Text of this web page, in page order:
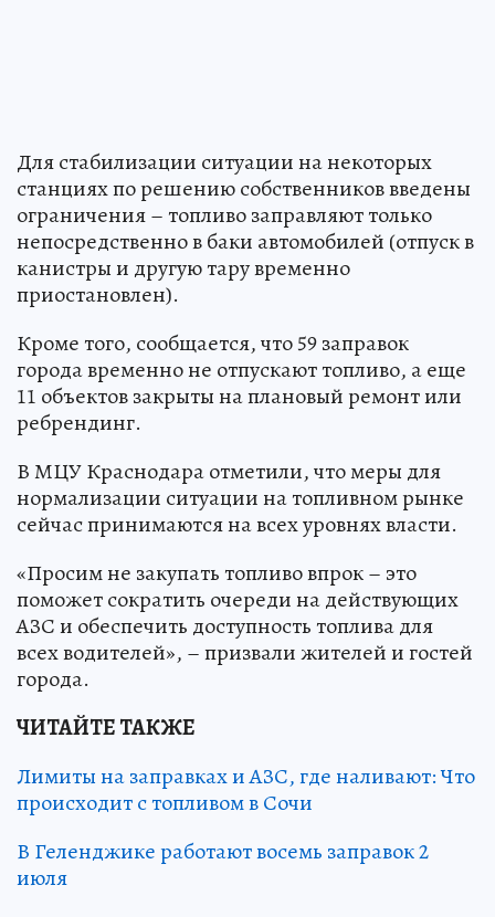
Для стабилизации ситуации на некоторых
станциях по решению собственников введены
ограничения – топливо заправляют только
непосредственно в баки автомобилей (отпуск в
канистры и другую тару временно
приостановлен).
Кроме того, сообщается, что 59 заправок
города временно не отпускают топливо, а еще
11 объектов закрыты на плановый ремонт или
ребрендинг.
В МЦУ Краснодара отметили, что меры для
нормализации ситуации на топливном рынке
сейчас принимаются на всех уровнях власти.
«Просим не закупать топливо впрок – это
поможет сократить очереди на действующих
АЗС и обеспечить доступность топлива для
всех водителей», – призвали жителей и гостей
города.
ЧИТАЙТЕ ТАКЖЕ
Лимиты на заправках и АЗС, где наливают: Что
происходит с топливом в Сочи
В Геленджике работают восемь заправок 2
июля